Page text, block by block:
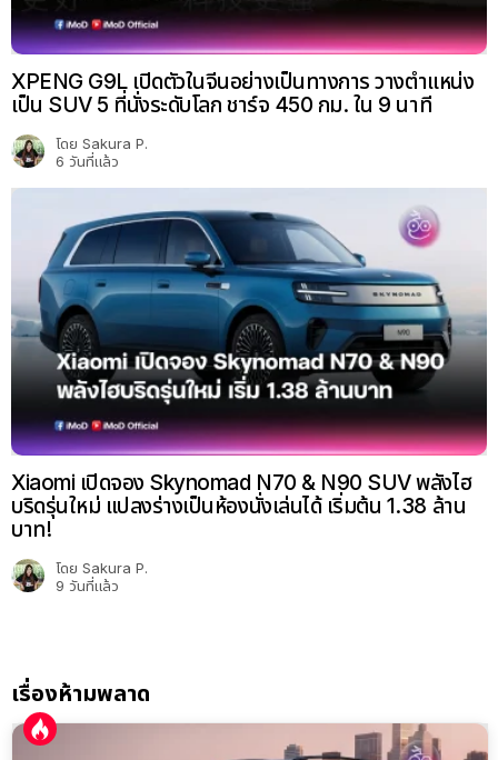
XPENG G9L เปิดตัวในจีนอย่างเป็นทางการ วางตำแหน่ง
เป็น SUV 5 ที่นั่งระดับโลก ชาร์จ 450 กม. ใน 9 นาที
โดย Sakura P.
6 วันที่แล้ว
Xiaomi เปิดจอง Skynomad N70 & N90 SUV พลังไฮ
บริดรุ่นใหม่ แปลงร่างเป็นห้องนั่งเล่นได้ เริ่มต้น 1.38 ล้าน
บาท!
โดย Sakura P.
9 วันที่แล้ว
เรื่องห้ามพลาด